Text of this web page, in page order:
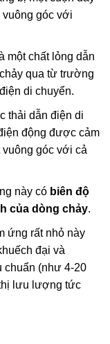
góc với
một chất lỏng dẫn
qua từ trường
di chuyển.
thải dẫn điện di
động được cảm
góc với cả
này có biên độ
của dòng chảy.
ứng rất nhỏ này
đại và
chuẩn (như 4-20
lưu lượng tức